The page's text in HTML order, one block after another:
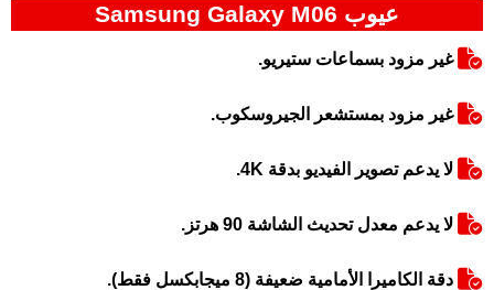
عيوب Samsung Galaxy M06
غير مزود بسماعات ستيريو.
غير مزود بمستشعر الجيروسكوب.
لا يدعم تصوير الفيديو بدقة 4K.
لا يدعم معدل تحديث الشاشة 90 هرتز.
دقة الكاميرا الأمامية ضعيفة (8 ميجابكسل فقط).